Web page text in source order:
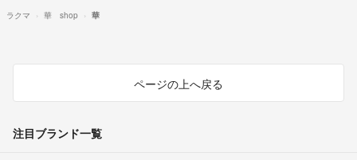
ラクマ 華 shop 華
ページの上へ戻る
注目ブランド一覧